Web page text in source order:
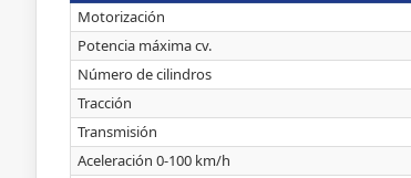
Motorización
Potencia máxima cv.
Número de cilindros
Tracción
Transmisión
Aceleración 0-100 km/h